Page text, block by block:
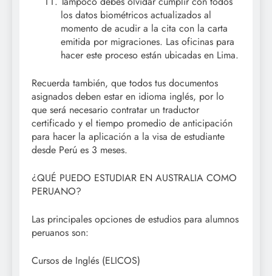
los datos biométricos actualizados al
momento de acudir a la cita con la carta
emitida por migraciones. Las oficinas para
hacer este proceso están ubicadas en Lima.
Recuerda también, que todos tus documentos
asignados deben estar en idioma inglés, por lo
que será necesario contratar un traductor
certificado y el tiempo promedio de anticipación
para hacer la aplicación a la visa de estudiante
desde Perú es 3 meses.
¿QUÉ PUEDO ESTUDIAR EN AUSTRALIA COMO
PERUANO?
Las principales opciones de estudios para alumnos
peruanos son:
Cursos de Inglés (ELICOS)